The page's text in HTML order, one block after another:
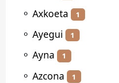
⚬ Axkoeta 1
⚬ Ayegui 1
⚬ Ayna 1
⚬ Azcona 1